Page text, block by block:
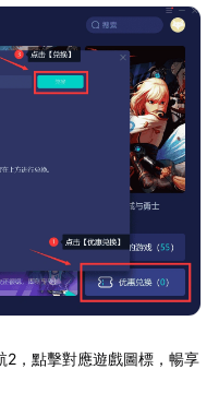
2，點擊對應遊戲圖標，暢享